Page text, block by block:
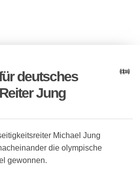
deutsches
Jung
(dpa)
Michael Jung
die olympische
gewonnen.